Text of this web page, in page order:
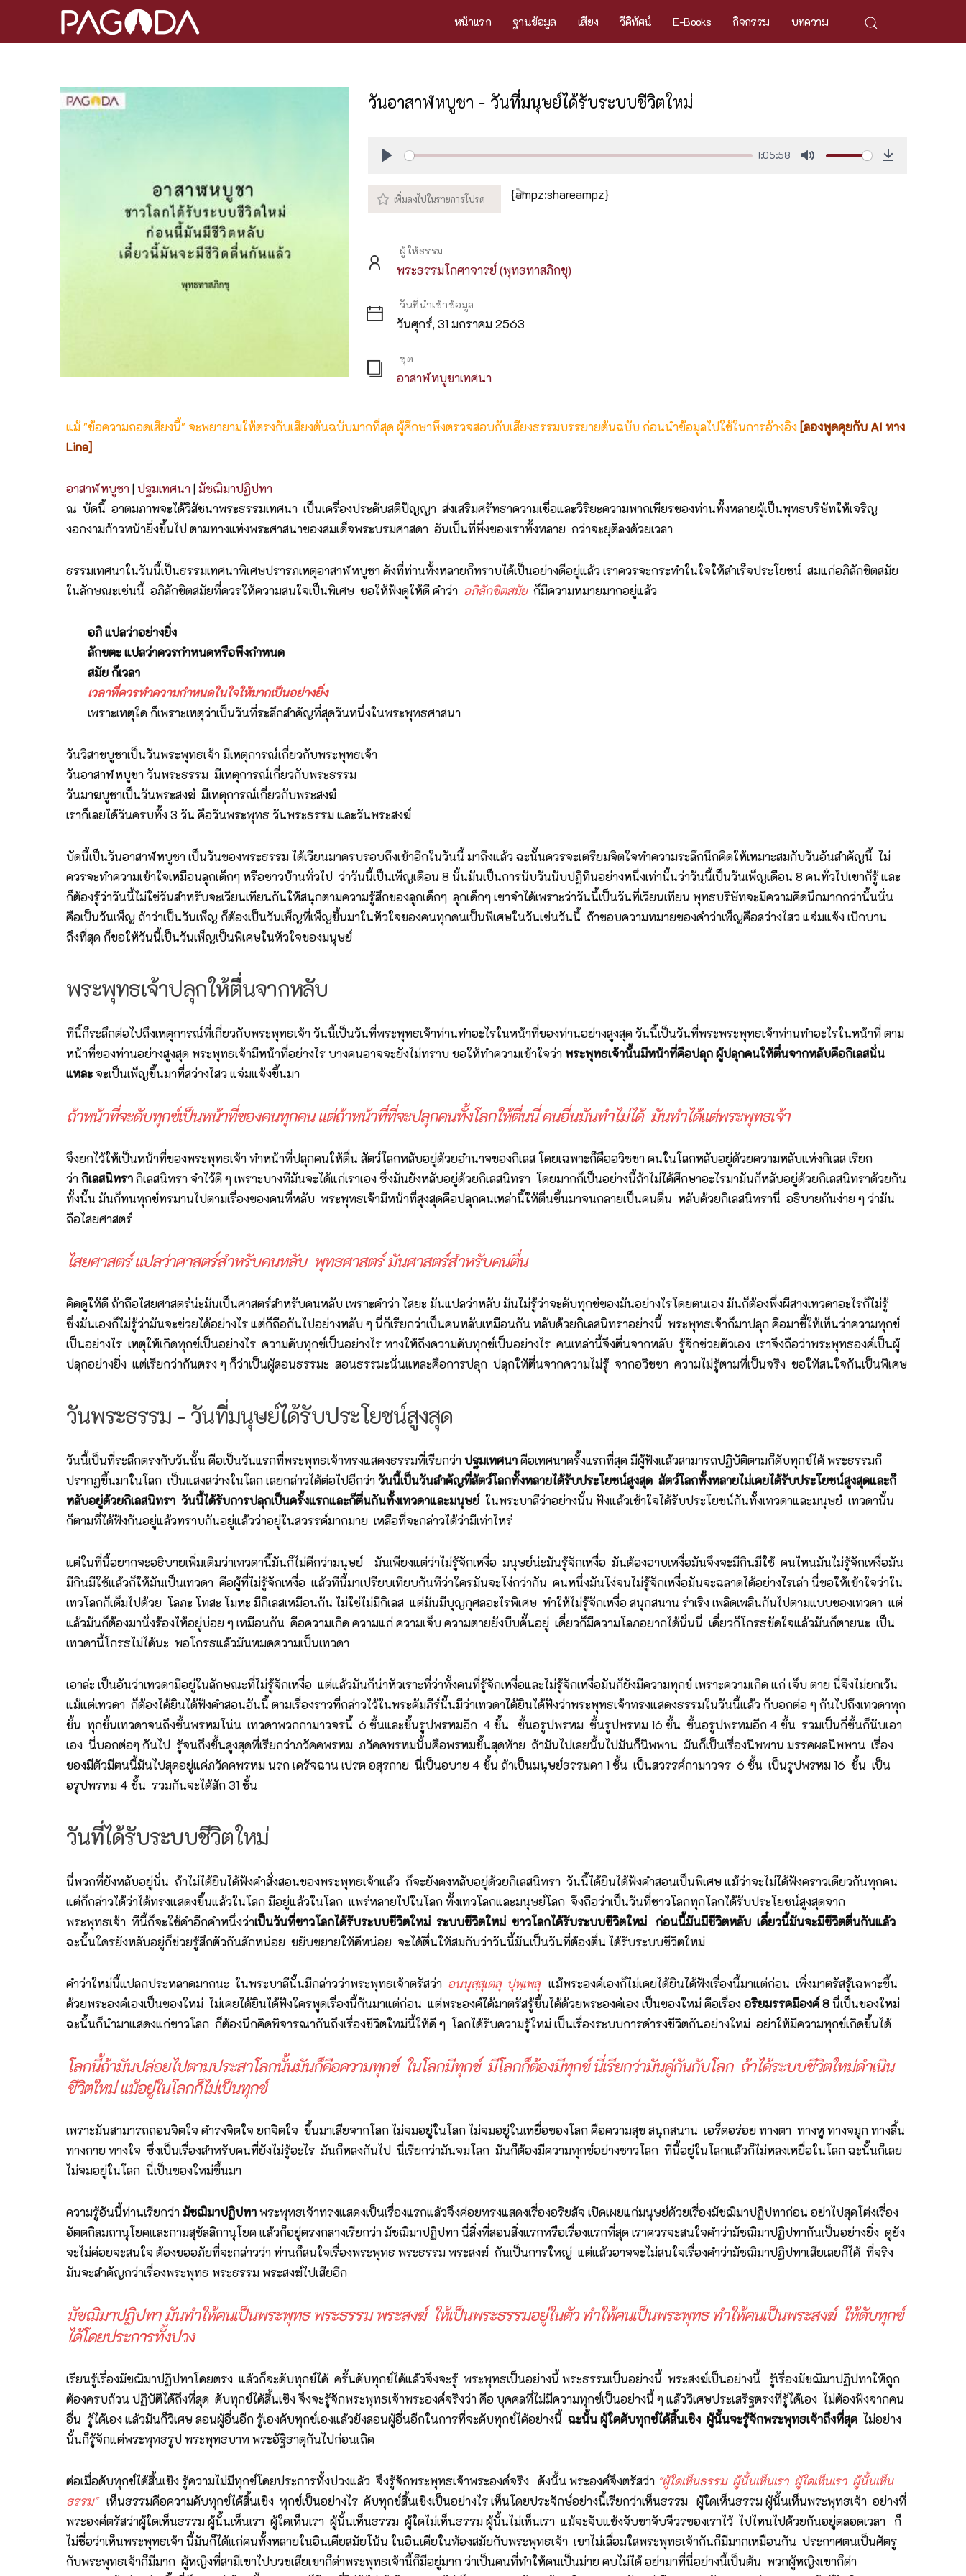
หน้าแรก ฐานข้อมูล เสียง วีดิทัศน์ E-Books กิจกรรม บทความ
วันอาสาฬหบูชา - วันที่มนุษย์ได้รับระบบชีวิตใหม่
1:05:58
{ampz:shareampz}
ผู้ให้ธรรม
พระธรรมโกศาจารย์ (พุทธทาสภิกขุ)
วันที่นำเข้าข้อมูล
วันศุกร์, 31 มกราคม 2563
ชุด
อาสาฬหบูชาเทศนา
แม้ "ข้อความถอดเสียงนี้" จะพยายามให้ตรงกับเสียงต้นฉบับมากที่สุด ผู้ศึกษาพึงตรวจสอบกับเสียงธรรมบรรยายต้นฉบับ ก่อนนำข้อมูลไปใช้ในการอ้างอิง [ลองพูดคุยกับ AI ทาง
Line]
อาสาฬหบูชา| ปฐมเทศนา| มัชฌิมาปฏิปทา
ณ บัดนี้ อาตมภาพจะได้วิสัชนาพระธรรมเทศนา เป็นเครื่องประดับสติปัญญา ส่งเสริมศรัทธาความเชื่อและวิริยะความพากเพียรของท่านทั้งหลายผู้เป็นพุทธบริษัทให้เจริญ
งอกงามก้าวหน้ายิ่งขึ้นไป ตามทางแห่งพระศาสนาของสมเด็จพระบรมศาสดา อันเป็นที่พึ่งของเราทั้งหลาย กว่าจะยุติลงด้วยเวลา
ธรรมเทศนาในวันนี้เป็นธรรมเทศนาพิเศษปรารภเหตุอาสาฬหบูชา ดังที่ท่านทั้งหลายก็ทราบได้เป็นอย่างดีอยู่แล้ว เราควรจะกระทำในใจให้สำเร็จประโยชน์ สมแก่อภิลักขิตสมัย
ในลักษณะเช่นนี้ อภิลักขิตสมัยที่ควรให้ความสนใจเป็นพิเศษ ขอให้ฟังดูให้ดี คำว่า อภิลักขิตสมัย ก็มีความหมายมากอยู่แล้ว
อภิ แปลว่าอย่างยิ่ง
ลักขตะ แปลว่าควรกำหนดหรือพึงกำหนด
สมัย ก็เวลา
เวลาที่ควรทำความกำหนดในใจให้มากเป็นอย่างยิ่ง
เพราะเหตุใด ก็เพราะเหตุว่าเป็นวันที่ระลึกสำคัญที่สุดวันหนึ่งในพระพุทธศาสนา
วันวิสาขบูชาเป็นวันพระพุทธเจ้า มีเหตุการณ์เกี่ยวกับพระพุทธเจ้า
วันอาสาฬหบูชา วันพระธรรม มีเหตุการณ์เกี่ยวกับพระธรรม
วันมาฆบูชาเป็นวันพระสงฆ์ มีเหตุการณ์เกี่ยวกับพระสงฆ์
เราก็เลยได้วันครบทั้ง 3 วัน คือวันพระพุทธ วันพระธรรม และวันพระสงฆ์
บัดนี้เป็นวันอาสาฬหบูชา เป็นวันของพระธรรม ได้เวียนมาครบรอบถึงเข้าอีกในวันนี้ มาถึงแล้ว ฉะนั้นควรจะเตรียมจิตใจทำความระลึกนึกคิดให้เหมาะสมกับวันอันสำคัญนี้ ไม่
ควรจะทำความเข้าใจเหมือนลูกเด็กๆ หรือชาวบ้านทั่วไป ว่าวันนี้เป็นเพ็ญเดือน 8 นั้นมันเป็นการนับวันนับปฏิทินอย่างหนึ่งเท่านั้นว่าวันนี้เป็นวันเพ็ญเดือน 8 คนทั่วไปเขาก็รู้ และ
ก็ต้องรู้ว่าวันนี้ไม่ใช่วันสำหรับจะเวียนเทียนกันให้สนุกตามความรู้สึกของลูกเด็กๆ ลูกเด็กๆ เขาจำได้เพราะว่าวันนี้เป็นวันที่เวียนเทียน พุทธบริษัทจะมีความคิดนึกมากกว่านั้นนั่น
คือเป็นวันเพ็ญ ถ้าว่าเป็นวันเพ็ญ ก็ต้องเป็นวันเพ็ญที่เพ็ญขึ้นมาในหัวใจของคนทุกคนเป็นพิเศษในวันเช่นวันนี้ ถ้าชอบความหมายของคำว่าเพ็ญคือสว่างไสว แจ่มแจ้ง เบิกบาน
ถึงที่สุด ก็ขอให้วันนี้เป็นวันเพ็ญเป็นพิเศษในหัวใจของมนุษย์
พระพุทธเจ้าปลุกให้ตื่นจากหลับ
ทีนี้ก็ระลึกต่อไปถึงเหตุการณ์ที่เกี่ยวกับพระพุทธเจ้า วันนี้เป็นวันที่พระพุทธเจ้าท่านทำอะไรในหน้าที่ของท่านอย่างสูงสุด วันนี้เป็นวันที่พระพระพุทธเจ้าท่านทำอะไรในหน้าที่ ตาม
หน้าที่ของท่านอย่างสูงสุด พระพุทธเจ้ามีหน้าที่อย่างไร บางคนอาจจะยังไม่ทราบ ขอให้ทำความเข้าใจว่าพระพุทธเจ้านั้นมีหน้าที่คือปลุก ผู้ปลุกคนให้ตื่นจากหลับคือกิเลสนั่น
แหละจะเป็นเพ็ญขึ้นมาที่สว่างไสว แจ่มแจ้งขึ้นมา
ถ้าหน้าที่จะดับทุกข์เป็นหน้าที่ของคนทุกคน แต่ถ้าหน้าที่ที่จะปลุกคนทั้งโลกให้ตื่นนี่ คนอื่นมันทำไม่ได้ มันทำได้แต่พระพุทธเจ้า
จึงยกไว้ให้เป็นหน้าที่ของพระพุทธเจ้า ทำหน้าที่ปลุกคนให้ตื่น สัตว์โลกหลับอยู่ด้วยอำนาจของกิเลส โดยเฉพาะก็คืออวิชชา คนในโลกหลับอยู่ด้วยความหลับแห่งกิเลส เรียก
ว่ากิเลสนิทรากิเลสนิทรา จำไว้ดี ๆ เพราะบางทีมันจะได้แก่เราเอง ซึ่งมันยังหลับอยู่ด้วยกิเลสนิทรา โดยมากก็เป็นอย่างนี้ถ้าไม่ได้ศึกษาอะไรมามันก็หลับอยู่ด้วยกิเลสนิทราด้วยกัน
ทั้งนั้น มันก็ทนทุกข์ทรมานไปตามเรื่องของคนที่หลับ พระพุทธเจ้ามีหน้าที่สูงสุดคือปลุกคนเหล่านี้ให้ตื่นขึ้นมาจนกลายเป็นคนตื่น หลับด้วยกิเลสนิทรานี่ อธิบายกันง่าย ๆ ว่ามัน
ถือไสยศาสตร์
ไสยศาสตร์ แปลว่าศาสตร์สำหรับคนหลับ พุทธศาสตร์ มันศาสตร์สำหรับคนตื่น
คิดดูให้ดี ถ้าถือไสยศาสตร์น่ะมันเป็นศาสตร์สำหรับคนหลับ เพราะคำว่า ไสยะ มันแปลว่าหลับ มันไม่รู้ว่าจะดับทุกข์ของมันอย่างไรโดยตนเอง มันก็ต้องพึ่งผีสางเทวดาอะไรก็ไม่รู้
ซึ่งมันเองก็ไม่รู้ว่ามันจะช่วยได้อย่างไร แต่ก็ถือกันไปอย่างหลับ ๆ นี่ก็เรียกว่าเป็นคนหลับเหมือนกัน หลับด้วยกิเลสนิทราอย่างนี้ พระพุทธเจ้าก็มาปลุก คือมาชี้ให้เห็นว่าความทุกข์
เป็นอย่างไร เหตุให้เกิดทุกข์เป็นอย่างไร ความดับทุกข์เป็นอย่างไร ทางให้ถึงความดับทุกข์เป็นอย่างไร คนเหล่านี้จึงตื่นจากหลับ รู้จักช่วยตัวเอง เราจึงถือว่าพระพุทธองค์เป็นผู้
ปลุกอย่างยิ่ง แต่เรียกว่ากันตรง ๆ ก็ว่าเป็นผู้สอนธรรมะ สอนธรรมะนั่นแหละคือการปลุก ปลุกให้ตื่นจากความไม่รู้ จากอวิชชา ความไม่รู้ตามที่เป็นจริง ขอให้สนใจกันเป็นพิเศษ
วันพระธรรม - วันที่มนุษย์ได้รับประโยชน์สูงสุด
วันนี้เป็นที่ระลึกตรงกับวันนั้น คือเป็นวันแรกที่พระพุทธเจ้าทรงแสดงธรรมที่เรียกว่าปฐมเทศนาคือเทศนาครั้งแรกที่สุด มีผู้ฟังแล้วสามารถปฏิบัติตามก็ดับทุกข์ได้ พระธรรมก็
ปรากฏขึ้นมาในโลก เป็นแสงสว่างในโลก เลยกล่าวได้ต่อไปอีกว่าวันนี้เป็นวันสำคัญที่สัตว์โลกทั้งหลายได้รับประโยชน์สูงสุด สัตว์โลกทั้งหลายไม่เคยได้รับประโยชน์สูงสุดและก็
หลับอยู่ด้วยกิเลสนิทรา วันนี้ได้รับการปลุกเป็นครั้งแรกและก็ตื่นกันทั้งเทวดาและมนุษย์ในพระบาลีว่าอย่างนั้น ฟังแล้วเข้าใจได้รับประโยชน์กันทั้งเทวดาและมนุษย์ เทวดานั้น
ก็ตามที่ได้ฟังกันอยู่แล้วทราบกันอยู่แล้วว่าอยู่ในสวรรค์มากมาย เหลือที่จะกล่าวได้ว่ามีเท่าไหร่
แต่ในที่นี้อยากจะอธิบายเพิ่มเติมว่าเทวดานี้มันก็ไม่ดีกว่ามนุษย์ มันเพียงแต่ว่าไม่รู้จักเหงื่อ มนุษย์น่ะมันรู้จักเหงื่อ มันต้องอาบเหงื่อมันจึงจะมีกินมีใช้ คนไหนมันไม่รู้จักเหงื่อมัน
มีกินมีใช้แล้วก็ให้มันเป็นเทวดา คือผู้ที่ไม่รู้จักเหงื่อ แล้วทีนี้มาเปรียบเทียบกันทีว่าใครมันจะโง่กว่ากัน คนหนึ่งมันโง่จนไม่รู้จักเหงื่อมันจะฉลาดได้อย่างไรเล่า นี่ขอให้เข้าใจว่าใน
เทวโลกก็เต็มไปด้วย โลภะ โทสะ โมหะ มีกิเลสเหมือนกัน ไม่ใช่ไม่มีกิเลส แต่มันมีบุญกุศลอะไรพิเศษ ทำให้ไม่รู้จักเหงื่อ สนุกสนาน ร่าเริง เพลิดเพลินกันไปตามแบบของเทวดา แต่
แล้วมันก็ต้องมานั่งร้องไห้อยู่บ่อย ๆ เหมือนกัน คือความเกิด ความแก่ ความเจ็บ ความตายยังบีบคั้นอยู่ เดี๋ยวก็มีความโลภอยากได้นั่นนี่ เดี๋ยวก็โกรธขัดใจแล้วมันก็ตายนะ เป็น
เทวดานี้โกรธไม่ได้นะ พอโกรธแล้วมันหมดความเป็นเทวดา
เอาล่ะ เป็นอันว่าเทวดามีอยู่ในลักษณะที่ไม่รู้จักเหงื่อ แต่แล้วมันก็น่าหัวเราะที่ว่าทั้งคนที่รู้จักเหงื่อและไม่รู้จักเหงื่อมันก็ยังมีความทุกข์ เพราะความเกิด แก่ เจ็บ ตาย นี่จึงไม่ยกเว้น
แม้แต่เทวดา ก็ต้องได้ยินได้ฟังคำสอนอันนี้ ตามเรื่องราวที่กล่าวไว้ในพระคัมภีร์นั้นมีว่าเทวดาได้ยินได้ฟังว่าพระพุทธเจ้าทรงแสดงธรรมในวันนี้แล้ว ก็บอกต่อ ๆ กันไปถึงเทวดาทุก
ชั้น ทุกชั้นเทวดาจนถึงชั้นพรหมโน่น เทวดาพวกกามาวจรนี้ 6 ชั้นและชั้นรูปพรหมอีก 4 ชั้น ชั้นอรูปพรหม ชั้นรูปพรหม 16 ชั้น ชั้นอรูปพรหมอีก 4 ชั้น รวมเป็นกี่ชั้นก็นับเอา
เอง นี่บอกต่อๆ กันไป รู้จนถึงชั้นสูงสุดที่เรียกว่าภวัคคพรหม ภวัคคพรหมนั้นคือพรหมชั้นสุดท้าย ถ้ามันไปเลยนั้นไปมันก็นิพพาน มันก็เป็นเรื่องนิพพาน มรรคผลนิพพาน เรื่อง
ของมีตัวมีตนนี้มันไปสุดอยู่แค่ภวัคคพรหม นรก เดรัจฉาน เปรต อสุรกาย นี่เป็นอบาย 4 ชั้น ถ้าเป็นมนุษย์ธรรมดา 1 ชั้น เป็นสวรรค์กามาวจร 6 ชั้น เป็นรูปพรหม 16 ชั้น เป็น
อรูปพรหม 4 ชั้น รวมกันจะได้สัก 31 ชั้น
วันที่ได้รับระบบชีวิตใหม่
นี่พวกที่ยังหลับอยู่นั่น ถ้าไม่ได้ยินได้ฟังคำสั่งสอนของพระพุทธเจ้าแล้ว ก็จะยังคงหลับอยู่ด้วยกิเลสนิทรา วันนี้ได้ยินได้ฟังคำสอนเป็นพิเศษ แม้ว่าจะไม่ได้ฟังคราวเดียวกันทุกคน
แต่ก็กล่าวได้ว่าได้ทรงแสดงขึ้นแล้วในโลก มีอยู่แล้วในโลก แพร่หลายไปในโลก ทั้งเทวโลกและมนุษย์โลก จึงถือว่าเป็นวันที่ชาวโลกทุกโลกได้รับประโยชน์สูงสุดจาก
พระพุทธเจ้า ทีนี้ก็จะใช้คำอีกคำหนึ่งว่าเป็นวันที่ชาวโลกได้รับระบบชีวิตใหม่ ระบบชีวิตใหม่ ชาวโลกได้รับระบบชีวิตใหม่ ก่อนนี้มันมีชีวิตหลับ เดี๋ยวนี้มันจะมีชีวิตตื่นกันแล้ว
ฉะนั้นใครยังหลับอยู่ก็ช่วยรู้สึกตัวกันสักหน่อย ขยับขยายให้ดีหน่อย จะได้ตื่นให้สมกับว่าวันนี้มันเป็นวันที่ต้องตื่น ได้รับระบบชีวิตใหม่
คำว่าใหม่นี้แปลกประหลาดมากนะ ในพระบาลีนั้นมีกล่าวว่าพระพุทธเจ้าตรัสว่า อนนุสฺสุเตสุ ปุพฺเพสุ แม้พระองค์เองก็ไม่เคยได้ยินได้ฟังเรื่องนี้มาแต่ก่อน เพิ่งมาตรัสรู้เฉพาะขึ้น
ด้วยพระองค์เองเป็นของใหม่ ไม่เคยได้ยินได้ฟังใครพูดเรื่องนี้กันมาแต่ก่อน แต่พระองค์ได้มาตรัสรู้ขึ้นได้ด้วยพระองค์เอง เป็นของใหม่ คือเรื่องอริยมรรคมีองค์ 8นี่เป็นของใหม่
ฉะนั้นก็นำมาแสดงแก่ชาวโลก ก็ต้องนึกคิดพิจารณากันถึงเรื่องชีวิตใหม่นี้ให้ดี ๆ โลกได้รับความรู้ใหม่ เป็นเรื่องระบบการดำรงชีวิตกันอย่างใหม่ อย่าให้มีความทุกข์เกิดขึ้นได้
โลกนี้ถ้ามันปล่อยไปตามประสาโลกนั้นมันก็คือความทุกข์ ในโลกมีทุกข์ มีโลกก็ต้องมีทุกข์ นี่เรียกว่ามันคู่กันกับโลก ถ้าได้ระบบชีวิตใหม่ดำเนิน
ชีวิตใหม่ แม้อยู่ในโลกก็ไม่เป็นทุกข์
เพราะมันสามารถถอนจิตใจ ดำรงจิตใจ ยกจิตใจ ขึ้นมาเสียจากโลก ไม่จมอยู่ในโลก ไม่จมอยู่ในเหยื่อของโลก คือความสุข สนุกสนาน เอร็ดอร่อย ทางตา ทางหู ทางจมูก ทางลิ้น
ทางกาย ทางใจ ซึ่งเป็นเรื่องสำหรับคนที่ยังไม่รู้อะไร มันก็หลงกันไป นี่เรียกว่ามันจมโลก มันก็ต้องมีความทุกข์อย่างชาวโลก ทีนี้อยู่ในโลกแล้วก็ไม่หลงเหยื่อในโลก ฉะนั้นก็เลย
ไม่จมอยู่ในโลก นี่เป็นของใหม่ขึ้นมา
ความรู้อันนี้ท่านเรียกว่ามัชฌิมาปฏิปทาพระพุทธเจ้าทรงแสดงเป็นเรื่องแรกแล้วจึงค่อยทรงแสดงเรื่องอริยสัจ เปิดเผยแก่มนุษย์ด้วยเรื่องมัชฌิมาปฏิปทาก่อน อย่าไปสุดโต่งเรื่อง
อัตตกิลมถานุโยคและกามสุขัลลิกานุโยค แล้วก็อยู่ตรงกลางเรียกว่า มัชฌิมาปฏิปทา นี่สิ่งที่สอนสิ่งแรกหรือเรื่องแรกที่สุด เราควรจะสนใจคำว่ามัชฌิมาปฏิปทากันเป็นอย่างยิ่ง ดูยัง
จะไม่ค่อยจะสนใจ ต้องขออภัยที่จะกล่าวว่า ท่านก็สนใจเรื่องพระพุทธ พระธรรม พระสงฆ์ กันเป็นการใหญ่ แต่แล้วอาจจะไม่สนใจเรื่องคำว่ามัชฌิมาปฏิปทาเสียเลยก็ได้ ที่จริง
มันจะสำคัญกว่าเรื่องพระพุทธ พระธรรม พระสงฆ์ไปเสียอีก
มัชฌิมาปฏิปทา มันทำให้คนเป็นพระพุทธ พระธรรม พระสงฆ์ ให้เป็นพระธรรมอยู่ในตัว ทำให้คนเป็นพระพุทธ ทำให้คนเป็นพระสงฆ์ ให้ดับทุกข์
ได้โดยประการทั้งปวง
เรียนรู้เรื่องมัชฌิมาปฏิปทาโดยตรง แล้วก็จะดับทุกข์ได้ ครั้นดับทุกข์ได้แล้วจึงจะรู้ พระพุทธเป็นอย่างนี้ พระธรรมเป็นอย่างนี้ พระสงฆ์เป็นอย่างนี้ รู้เรื่องมัชฌิมาปฏิปทาให้ถูก
ต้องครบถ้วน ปฏิบัติได้ถึงที่สุด ดับทุกข์ได้สิ้นเชิง จึงจะรู้จักพระพุทธเจ้าพระองค์จริงว่า คือ บุคคลที่ไม่มีความทุกข์เป็นอย่างนี้ ๆ แล้ววิเศษประเสริฐตรงที่รู้ได้เอง ไม่ต้องฟังจากคน
อื่น รู้ได้เอง แล้วมันก็วิเศษ สอนผู้อื่นอีก รู้เองดับทุกข์เองแล้วยังสอนผู้อื่นอีกในการที่จะดับทุกข์ได้อย่างนี้ ฉะนั้น ผู้ใดดับทุกข์ได้สิ้นเชิง ผู้นั้นจะรู้จักพระพุทธเจ้าถึงที่สุด ไม่อย่าง
นั้นก็รู้จักแต่พระพุทธรูป พระพุทธบาท พระอัฐิธาตุกันไปก่อนเถิด
ต่อเมื่อดับทุกข์ได้สิ้นเชิง รู้ความไม่มีทุกข์โดยประการทั้งปวงแล้ว จึงรู้จักพระพุทธเจ้าพระองค์จริง ดังนั้น พระองค์จึงตรัสว่า "ผู้ใดเห็นธรรม ผู้นั้นเห็นเรา ผู้ใดเห็นเรา ผู้นั้นเห็น
ธรรม" เห็นธรรมคือความดับทุกข์ได้สิ้นเชิง ทุกข์เป็นอย่างไร ดับทุกข์สิ้นเชิงเป็นอย่างไร เห็นโดยประจักษ์อย่างนี้เรียกว่าเห็นธรรม ผู้ใดเห็นธรรม ผู้นั้นเห็นพระพุทธเจ้า อย่างที่
พระองค์ตรัสว่าผู้ใดเห็นธรรม ผู้นั้นเห็นเรา ผู้ใดเห็นเรา ผู้นั้นเห็นธรรม ผู้ใดไม่เห็นธรรม ผู้นั้นไม่เห็นเรา แม้จะจับแข้งจับขาจับจีวรของเราไว้ ไปไหนไปด้วยกันอยู่ตลอดเวลา ก็
ไม่ชื่อว่าเห็นพระพุทธเจ้า นี้มันก็ได้แก่คนทั้งหลายในอินเดียสมัยโน้น ในอินเดียในท้องสมัยกับพระพุทธเจ้า เขาไม่เลื่อมใสพระพุทธเจ้ากันก็มีมากเหมือนกัน ประกาศตนเป็นศัตรู
กับพระพุทธเจ้าก็มีมาก ผู้หญิงที่สามีเขาไปบวชเสียเขาก็ด่าพระพุทธเจ้านี้ก็มีอยู่มาก ว่าเป็นคนที่ทำให้คนเป็นม่าย คบไม่ได้ อย่ามาที่นี่อย่างนี้เป็นต้น พวกผู้หญิงเขาก็ด่า